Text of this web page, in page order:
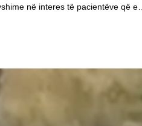
në interes të pacientëve që e…